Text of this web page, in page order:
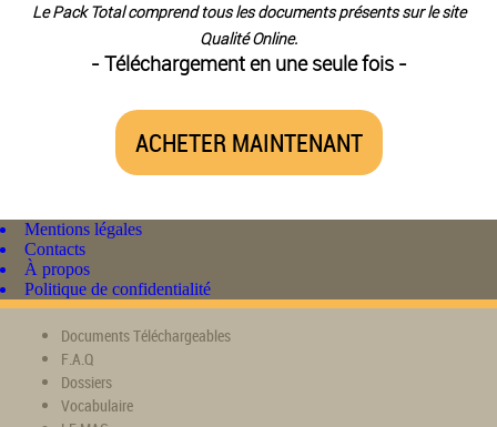
Le Pack Total comprend tous les documents présents sur le site
Qualité Online.
- Téléchargement en une seule fois -
ACHETER MAINTENANT
Mentions légales
Contacts
À propos
Politique de confidentialité
Documents Téléchargeables
F.A.Q
Dossiers
Vocabulaire